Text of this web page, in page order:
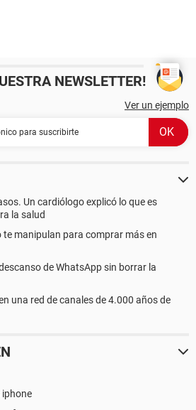
NEWSLETTER!
Ver un ejemplo
Un cardiólogo explicó lo que es
la salud
te manipulan para comprar más en
de WhatsApp sin borrar la
una red de canales de 4.000 años de
iphone